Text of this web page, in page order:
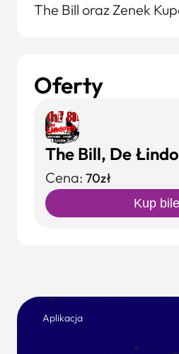
The Bill oraz Zenek
Oferty
The Bill, De
Cena: 70zł
Kup
Aplikacja